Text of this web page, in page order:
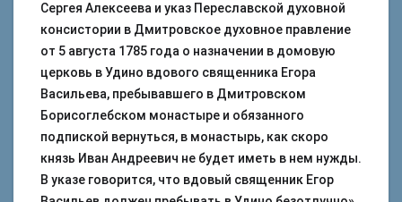
Сергея Алексеева и указ Переславской духовной
консистории в Дмитровское духовное правление
от 5 августа 1785 года о назначении в домовую
церковь в Удино вдового священника Егора
Васильева, пребывавшего в Дмитровском
Борисоглебском монастыре и обязанного
подпиской вернуться, в монастырь, как скоро
князь Иван Андреевич не будет иметь в нем нужды.
В указе говорится, что вдовый священник Егор